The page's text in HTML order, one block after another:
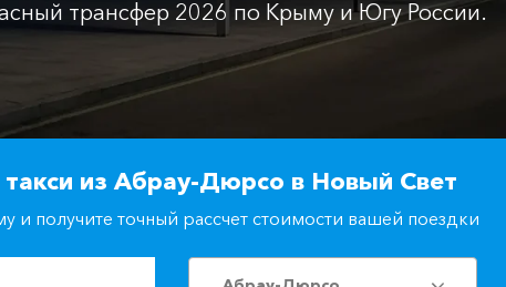
трансфер 2026 по Крыму и Югу России.
такси из Абрау-Дюрсо в Новый Свет
и получите точный рассчет стоимости вашей поездки